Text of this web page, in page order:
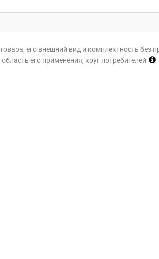
его внешний вид и комплектность без
его применения, круг потребителей